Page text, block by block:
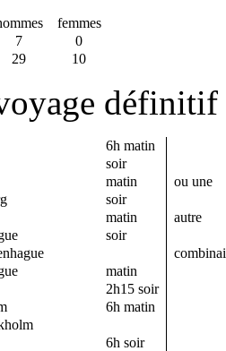
femmes
7
0
29 10
6h matin
soir
matin
ou une
soir
matin
autre
soir
matin
2h15 soir
6h matin
6h soir